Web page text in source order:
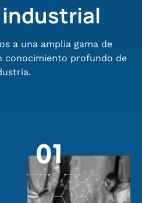
a una amplia gama de
conocimiento profundo de